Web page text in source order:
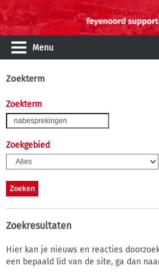
Menu
Zoekterm
Zoekterm
Zoekgebied
Zoekresultaten
Hier kan je nieuws en reacties
een bepaald lid van de site, ga dan